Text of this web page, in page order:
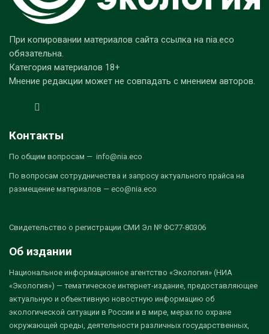
При копировании материалов сайта ссылка на nia.eco
обязательна.
Категория материалов 18+
Мнение редакции может не совпадать с мнением авторов.
Контакты
По общим вопросам — info@nia.eco
По вопросам сотрудничества и запросу актуального прайса на
размещение материалов — eco@nia.eco
Свидетельство о регистрации СМИ Эл № ФС77-80306
Об издании
Национальное информационное агентство «Экология» (НИА
«Экология») — тематическое интернет-издание, предоставляющее
актуальную и объективную новостную информацию об
экологической ситуации в России и в мире, мерах по охране
окружающей среды, деятельности различных государственных,